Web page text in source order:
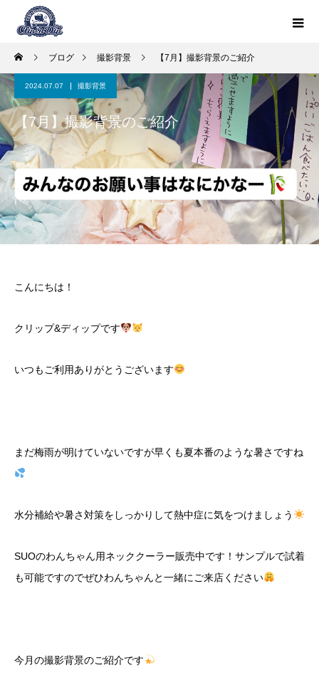
ブログ 撮影背景 【7月】撮影背景のご紹介
2024.07.07 撮影背景
【7月】撮影背景のご紹介
こんにちは！
クリップ&ディップです
いつもご利用ありがとうございます
まだ梅雨が明けていないですが早くも夏本番のような暑さですね
水分補給や暑さ対策をしっかりして熱中症に気をつけましょう
SUOのわんちゃん用ネッククーラー販売中です！サンプルで試着
も可能ですのでぜひわんちゃんと一緒にご来店ください
今月の撮影背景のご紹介です